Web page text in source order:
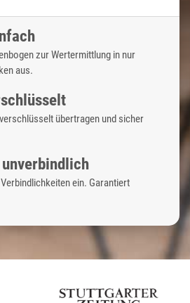
zur Wertermittlung in nur
aus.
übertragen und sicher
unverbindlich
ein. Garantiert